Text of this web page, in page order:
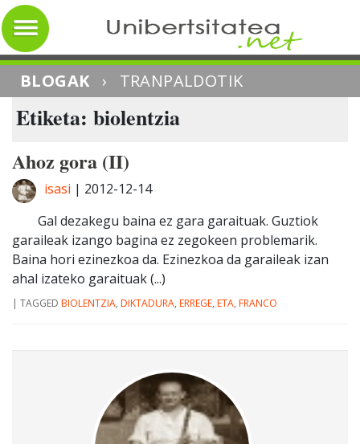
BLOGAK › TRANPALDOTIK
Etiketa: biolentzia
Ahoz gora (II)
isasi | 2012-12-14
Gal dezakegu baina ez gara garaituak. Guztiok
garaileak izango bagina ez zegokeen problemarik.
Baina hori ezinezkoa da. Ezinezkoa da garaileak izan
ahal izateko garaituak (...)
| TAGGED BIOLENTZIA, DIKTADURA, ERREGE, ETA, FRANCO